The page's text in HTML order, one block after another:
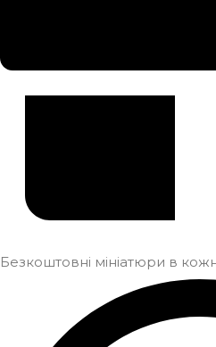
Безкоштовні мініатюри в